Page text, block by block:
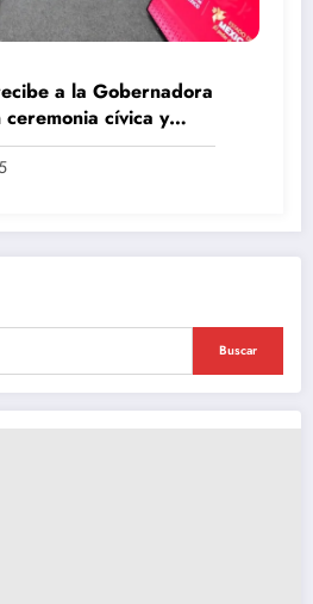
a la Gobernadora
cívica y
Buscar